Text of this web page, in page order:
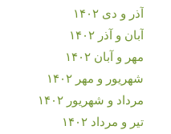
آذر و دی ۱۴۰۲
آبان و آذر ۱۴۰۲
مهر و آبان ۱۴۰۲
شهریور و مهر ۱۴۰۲
مرداد و شهریور ۱۴۰۲
تیر و مرداد ۱۴۰۲